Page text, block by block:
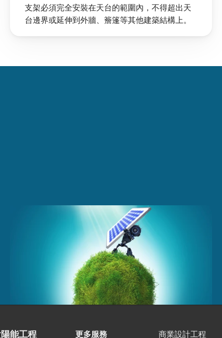
支架必須完全安裝在天台的範圍內，不得超出天
台邊界或延伸到外牆、簷篷等其他建築結構上。
聯絡我們
能工程 更多服務 商業設計工程